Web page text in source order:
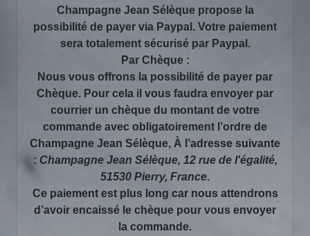
Champagne Jean Sélèque propose la
possibilité de payer via Paypal. Votre paiement
sera totalement sécurisé par Paypal.
Par Chèque :
Nous vous offrons la possibilité de payer par
Chèque. Pour cela il vous faudra envoyer par
courrier un chèque du montant de votre
commande avec obligatoirement l’ordre de
Champagne Jean Sélèque, À l’adresse suivante
: Champagne Jean Sélèque, 12 rue de l'égalité,
51530 Pierry, France.
Ce paiement est plus long car nous attendrons
d’avoir encaissé le chèque pour vous envoyer
la commande.